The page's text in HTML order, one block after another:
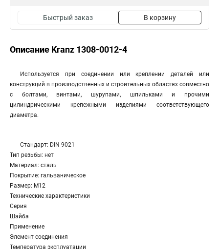
Быстрый заказ В корзину
Описание Kranz 1308-0012-4
Используется при соединении или креплении деталей или
конструкций в производственных и строительных областях совместно
с болтами, винтами, шурупами, шпильками и прочими
цилиндрическими крепежными изделиями соответствующего
диаметра.
Стандарт: DIN 9021
Тип резьбы: нет
Материал: сталь
Покрытие: гальваническое
Размер: М12
Технические характеристики
Серия
Шайба
Применение
Элемент соединения
Температура эксплуатации